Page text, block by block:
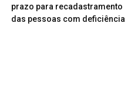
prazo para recadastramento
das pessoas com deficiência